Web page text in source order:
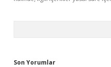
Son Yorumlar